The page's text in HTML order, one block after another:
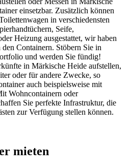
einsetzbar. Zusätzlich können
in verschiedensten
Seife,
Heizung ausgestattet, wir haben
Containern. Stöbern Sie in
und werden Sie fündig!
in Märkische Heide aufstellen,
oder für andere Zwecke, so
auch beispielsweise mit
Wohncontainern oder
Sie perfekte Infrastruktur, die
zur Verfügung stellen können.
mieten